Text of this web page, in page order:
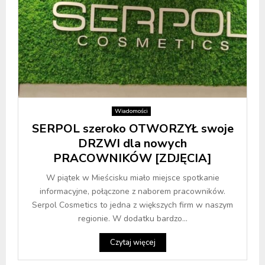
Wiadomości
SERPOL szeroko OTWORZYŁ swoje
DRZWI dla nowych
PRACOWNIKÓW [ZDJĘCIA]
W piątek w Mieścisku miało miejsce spotkanie
informacyjne, połączone z naborem pracowników.
Serpol Cosmetics to jedna z większych firm w naszym
regionie. W dodatku bardzo...
Czytaj więcej